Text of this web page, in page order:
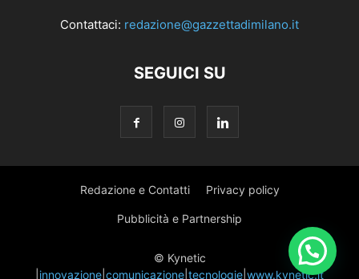
Contattaci: redazione@gazzettadimilano.it
SEGUICI SU
Redazione e Contatti Privacy policy
Pubblicità e Partnership
© Kynetic
innovazione comunicazione tecnologie www.kynetic.it